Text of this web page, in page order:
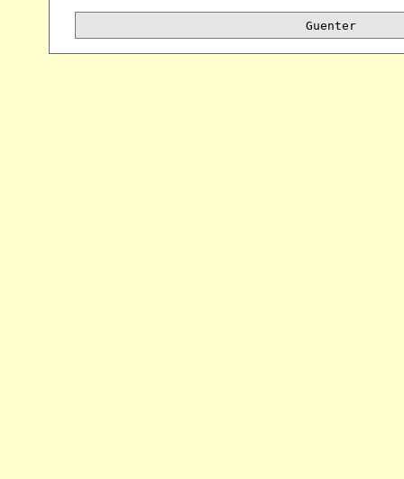
                               Guenter